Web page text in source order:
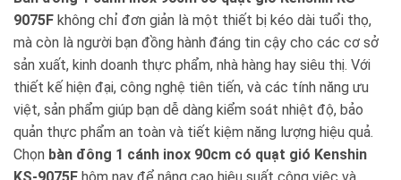
9075F không chỉ đơn giản là một thiết bị kéo dài tuổi thọ,
mà còn là người bạn đồng hành đáng tin cậy cho các cơ sở
sản xuất, kinh doanh thực phẩm, nhà hàng hay siêu thị. Với
thiết kế hiện đại, công nghệ tiên tiến, và các tính năng ưu
việt, sản phẩm giúp bạn dễ dàng kiểm soát nhiệt độ, bảo
quản thực phẩm an toàn và tiết kiệm năng lượng hiệu quả.
Chọn bàn đông 1 cánh inox 90cm có quạt gió Kenshin
KS-9075F hôm nay để nâng cao hiệu suất công việc và